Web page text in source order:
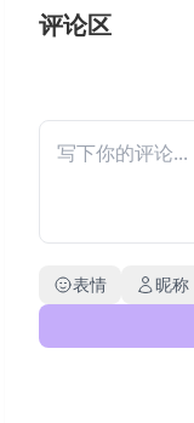
评论区
表情
昵称